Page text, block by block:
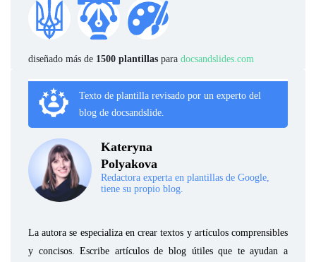
diseñado más de 1500 plantillas para docsandslides.com
Texto de plantilla revisado por un experto del
blog de docsandslide.
Kateryna
Polyakova
Redactora experta en plantillas de Google,
tiene su propio blog.
La autora se especializa en crear textos y artículos comprensibles
y concisos. Escribe artículos de blog útiles que te ayudan a